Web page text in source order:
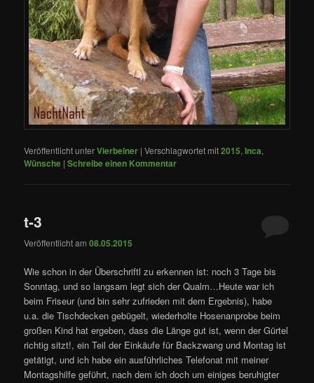
Veröffentlicht unterVierbeiner |Verschlagwortet mit2015,Inca,
Wünsche |Schreibe einen Kommentar
t-3
Veröffentlicht am08.05.2015
Wie schon in der Überschriftl zu erkennen ist: noch 3 Tage bis
Sonntag, und so langsam legt sich der Qualm…Heute war ich
beim Friseur (und bin sehr zufrieden mit dem Ergebnis), habe
u.a. die Tischdecken gebügelt, wiederholte Hosenanprobe beim
großen Kind hat ergeben, dass die Länge gut ist, wenn der Gürtel
richtig sitzt!, ein Teil der Einkäufe für Backzwang und Montag ist
getätigt, und ich habe ein ausführliches Telefonat mit meiner
Montagshilfe geführt, nach dem ich doch um einiges beruhigter